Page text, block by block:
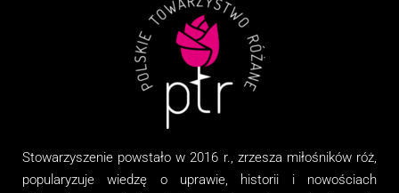
Stowarzyszenie powstało w 2016 r., zrzesza miłośników róż,
popularyzuje wiedzę o uprawie, historii i nowościach